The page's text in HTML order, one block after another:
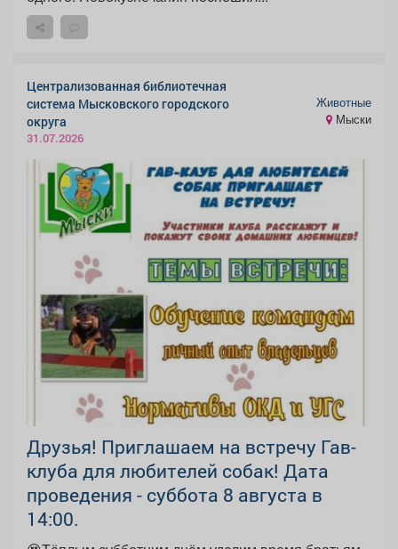
Централизованная библиотечная
система Мысковского городского
округа
31.07.2026
Животные
Мыски
Друзья! Приглашаем на встречу Гав-
клуба для любителей собак! Дата
проведения - суббота 8 августа в
14:00.